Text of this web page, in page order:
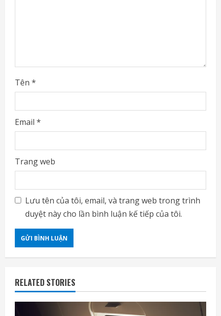
Tên *
Email *
Trang web
Lưu tên của tôi, email, và trang web trong trình
duyệt này cho lần bình luận kế tiếp của tôi.
RELATED STORIES